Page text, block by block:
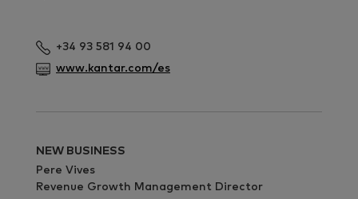
+34 93 581 94 00
www.kantar.com/es
NEW BUSINESS
Pere Vives
Revenue Growth Management Director